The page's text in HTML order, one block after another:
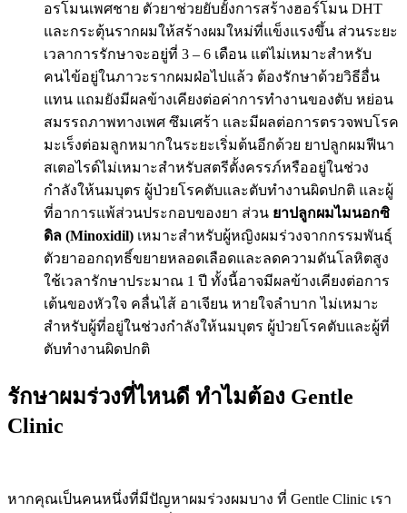
อรโมนเพศชาย ตัวยาช่วยยับยั้งการสร้างฮอร์โมน DHT
และกระตุ้นรากผมให้สร้างผมใหม่ที่แข็งแรงขึ้น ส่วนระยะ
เวลาการรักษาจะอยู่ที่ 3 – 6 เดือน แต่ไม่เหมาะสำหรับ
คนไข้อยู่ในภาวะรากผมฝ่อไปแล้ว ต้องรักษาด้วยวิธีอื่น
แทน แถมยังมีผลข้างเคียงต่อค่าการทำงานของตับ หย่อน
สมรรถภาพทางเพศ ซึมเศร้า และมีผลต่อการตรวจพบโรค
มะเร็งต่อมลูกหมากในระยะเริ่มต้นอีกด้วย ยาปลูกผมฟีนา
สเตอไรด์ไม่เหมาะสำหรับสตรีตั้งครรภ์หรืออยู่ในช่วง
กำลังให้นมบุตร ผู้ป่วยโรคตับและตับทำงานผิดปกติ และผู้
ที่อาการแพ้ส่วนประกอบของยา ส่วน ยาปลูกผมไมนอกซิ
ดิล (Minoxidil) เหมาะสำหรับผู้หญิงผมร่วงจากกรรมพันธุ์
ตัวยาออกฤทธิ์ขยายหลอดเลือดและลดความดันโลหิตสูง
ใช้เวลารักษาประมาณ 1 ปี ทั้งนี้อาจมีผลข้างเคียงต่อการ
เต้นของหัวใจ คลื่นไส้ อาเจียน หายใจลำบาก ไม่เหมาะ
สำหรับผู้ที่อยู่ในช่วงกำลังให้นมบุตร ผู้ป่วยโรคตับและผู้ที่
ตับทำงานผิดปกติ
รักษาผมร่วงที่ไหนดี ทำไมต้อง Gentle
Clinic
หากคุณเป็นคนหนึ่งที่มีปัญหาผมร่วงผมบาง ที่ Gentle Clinic เรา